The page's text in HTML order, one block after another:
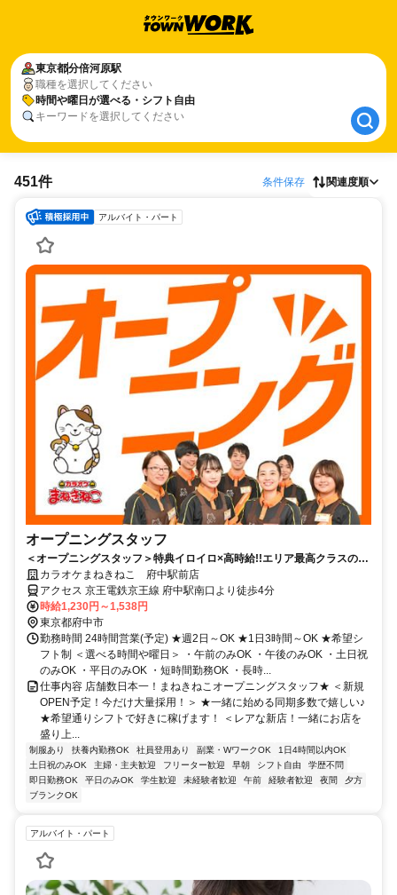
東京都分倍河原駅
職種を選択してください
時間や曜日が選べる・シフト自由
キーワードを選択してください
東京都分倍河原駅
時間や曜日が選べる・シフト自由
451件 条件保存 関連度順
アルバイト・パート
オープニングスタッフ
＜オープニングスタッフ＞特典イロイロ×高時給!!エリア最高クラスの待
遇で…未経験さんも応募待ってます♪週2～好きな時間に◎
カラオケまねきねこ 府中駅前店
アクセス 京王電鉄京王線 府中駅南口より徒歩4分
時給1,230円～1,538円
東京都府中市
勤務時間 24時間営業(予定) ★週2日～OK ★1日3時間～OK ★希望シ
フト制 ＜選べる時間や曜日＞ ・午前のみOK ・午後のみOK ・土日祝
のみOK ・平日のみOK ・短時間勤務OK ・長時...
仕事内容 店舗数日本一！まねきねこオープニングスタッフ★ ＜新規
OPEN予定！今だけ大量採用！＞ ★一緒に始める同期多数で嬉しい♪
★希望通りシフトで好きに稼げます！ ＜レアな新店！一緒にお店を
盛り上...
制服あり 扶養内勤務OK 社員登用あり 副業・WワークOK
1日4時間以内OK
土日祝のみOK
主婦・主夫歓迎 フリーター歓迎 早朝 シフト自由
学歴不問
即日勤務OK
平日のみOK 学生歓迎 未経験者歓迎 午前 経験者歓迎 夜間
夕方
ブランクOK
アルバイト・パート